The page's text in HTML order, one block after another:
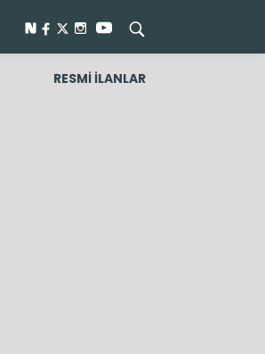
RESMİ İLANLAR